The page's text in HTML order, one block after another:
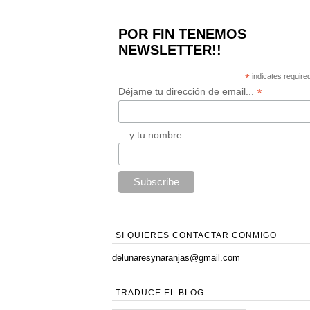
POR FIN TENEMOS
NEWSLETTER!!
* indicates
Déjame tu dirección de email... *
....y tu nombre
SI QUIERES CONTACTAR CONMIGO
delunaresynaranjas@gmail.com
TRADUCE EL BLOG